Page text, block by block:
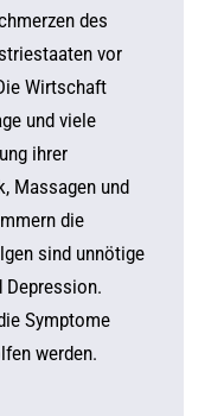
des
vor
Wirtschaft
und viele
ihrer
Massagen und
die
sind unnötige
Depression.
Symptome
werden.